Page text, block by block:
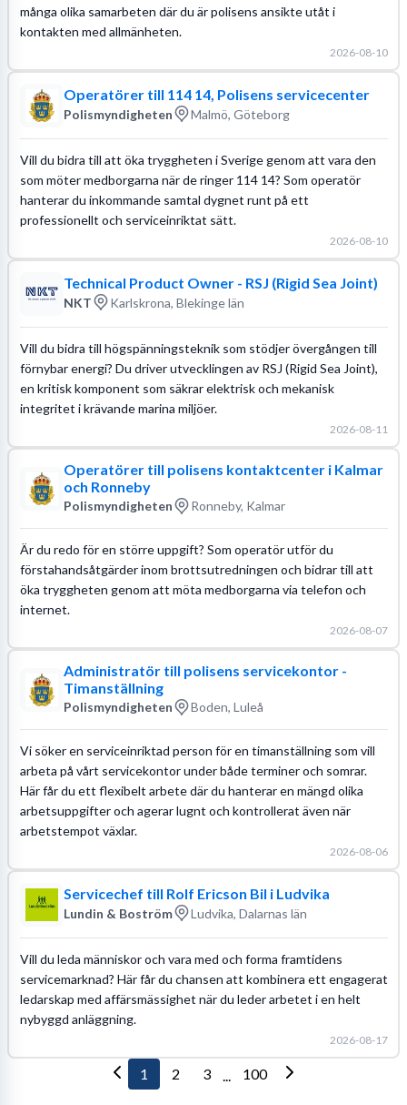
många olika samarbeten där du är polisens ansikte utåt i
kontakten med allmänheten.
2026-08-10
Operatörer till 114 14, Polisens servicecenter
Polismyndigheten Malmö, Göteborg
Vill du bidra till att öka tryggheten i Sverige genom att vara den
som möter medborgarna när de ringer 114 14? Som operatör
hanterar du inkommande samtal dygnet runt på ett
professionellt och serviceinriktat sätt.
2026-08-10
Technical Product Owner - RSJ (Rigid Sea Joint)
NKT Karlskrona, Blekinge län
Vill du bidra till högspänningsteknik som stödjer övergången till
förnybar energi? Du driver utvecklingen av RSJ (Rigid Sea Joint),
en kritisk komponent som säkrar elektrisk och mekanisk
integritet i krävande marina miljöer.
2026-08-11
Operatörer till polisens kontaktcenter i Kalmar
och Ronneby
Polismyndigheten Ronneby, Kalmar
Är du redo för en större uppgift? Som operatör utför du
förstahandsåtgärder inom brottsutredningen och bidrar till att
öka tryggheten genom att möta medborgarna via telefon och
internet.
2026-08-07
Administratör till polisens servicekontor -
Timanställning
Polismyndigheten Boden, Luleå
Vi söker en serviceinriktad person för en timanställning som vill
arbeta på vårt servicekontor under både terminer och somrar.
Här får du ett flexibelt arbete där du hanterar en mängd olika
arbetsuppgifter och agerar lugnt och kontrollerat även när
arbetstempot växlar.
2026-08-06
Servicechef till Rolf Ericson Bil i Ludvika
Lundin & Boström Ludvika, Dalarnas län
Vill du leda människor och vara med och forma framtidens
servicemarknad? Här får du chansen att kombinera ett engagerat
ledarskap med affärsmässighet när du leder arbetet i en helt
nybyggd anläggning.
2026-08-17
1 2 3 ... 100